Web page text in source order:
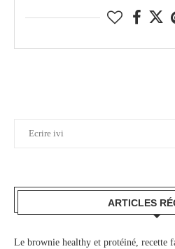
ARTICLES
Le brownie healthy et protéiné, recette